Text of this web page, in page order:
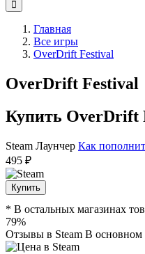
Главная
Все игры
OverDrift Festival
OverDrift Festival
Купить OverDrift
Steam Лаунчер Как
495 ₽
Купить
* В остальных магазинах
79%
Отзывы в Steam В основном